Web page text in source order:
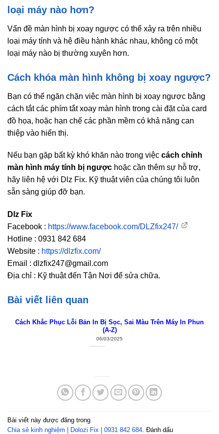
loại máy nào hơn?
Vấn đề màn hình bị xoay ngược có thể xảy ra trên nhiều
loại máy tính và hệ điều hành khác nhau, không có một
loại máy nào bị thường xuyên hơn.
Cách khóa màn hình không bị xoay ngược?
Bạn có thể ngăn chặn việc màn hình bị xoay ngược bằng
cách tắt các phím tắt xoay màn hình trong cài đặt của card
đồ họa, hoặc hạn chế các phần mềm có khả năng can
thiệp vào hiển thị.
Nếu bạn gặp bất kỳ khó khăn nào trong việc cách chỉnh
màn hình máy tính bị ngược hoặc cần thêm sự hỗ trợ,
hãy liên hệ với Dlz Fix. Kỹ thuật viên của chúng tôi luôn
sẵn sàng giúp đỡ bạn.
Dlz Fix
Facebook : https://www.facebook.com/DLZfix247/
Hotline : 0931 842 684
Website : https://dlzfix.com/
Email : dlzfix247@gmail.com
Địa chỉ : Kỹ thuật đến Tận Nơi để sửa chữa.
Bài viết liên quan
Cách Khắc Phục Lỗi Bản In Bị Sọc, Sai Màu Trên Máy In Phun
(A-Z)
06/03/2025
Bài viết này được đăng trong
Chia sẻ kinh nghiệm | Dolozi Fix | 0931 842 684 . Đánh dấu